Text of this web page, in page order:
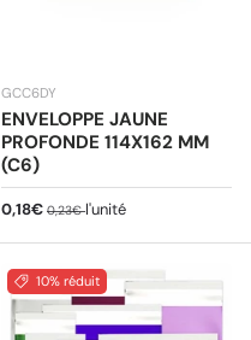
GCC6DY
ENVELOPPE JAUNE
PROFONDE 114X162 MM
(C6)
Prix soldé
0,18€ Prix habituel
0,23€l'unité
10% réduit